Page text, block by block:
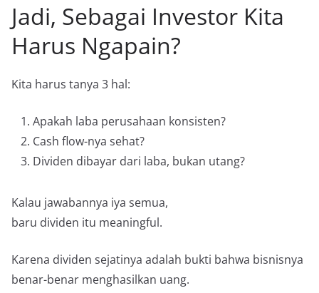
Jadi, Sebagai Investor Kita
Harus Ngapain?
Kita harus tanya 3 hal:
Apakah laba perusahaan konsisten?
Cash flow-nya sehat?
Dividen dibayar dari laba, bukan utang?
Kalau jawabannya iya semua,
baru dividen itu meaningful.
Karena dividen sejatinya adalah bukti bahwa bisnisnya
benar-benar menghasilkan uang.